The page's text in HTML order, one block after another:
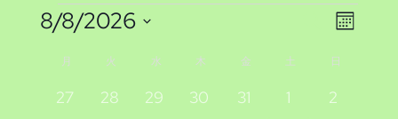
イ
ベ
ン
ン
イ
カ
ン
ダ
8/8/2026
を
イ
ベ
月 火 水 木 金 土 日
0
27
0
28
0
29
0
30
0
31
01
0
2